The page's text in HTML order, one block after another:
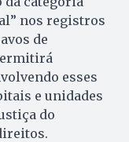
nos registros
de
esses
e unidades
do